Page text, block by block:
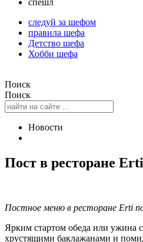
спешл
следуй за шефом
правила шефа
Детство шефа
Хобби шефа
Поиск
Поиск
Новости
Пост в ресторане Erti
Постное меню в ресторане Erti
Ярким стартом обеда или ужина
хрустящими баклажанами и